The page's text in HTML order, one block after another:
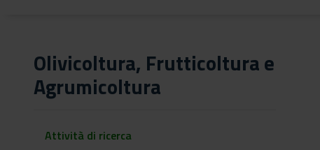
Olivicoltura, Frutticoltura e
Agrumicoltura
Attività di ricerca